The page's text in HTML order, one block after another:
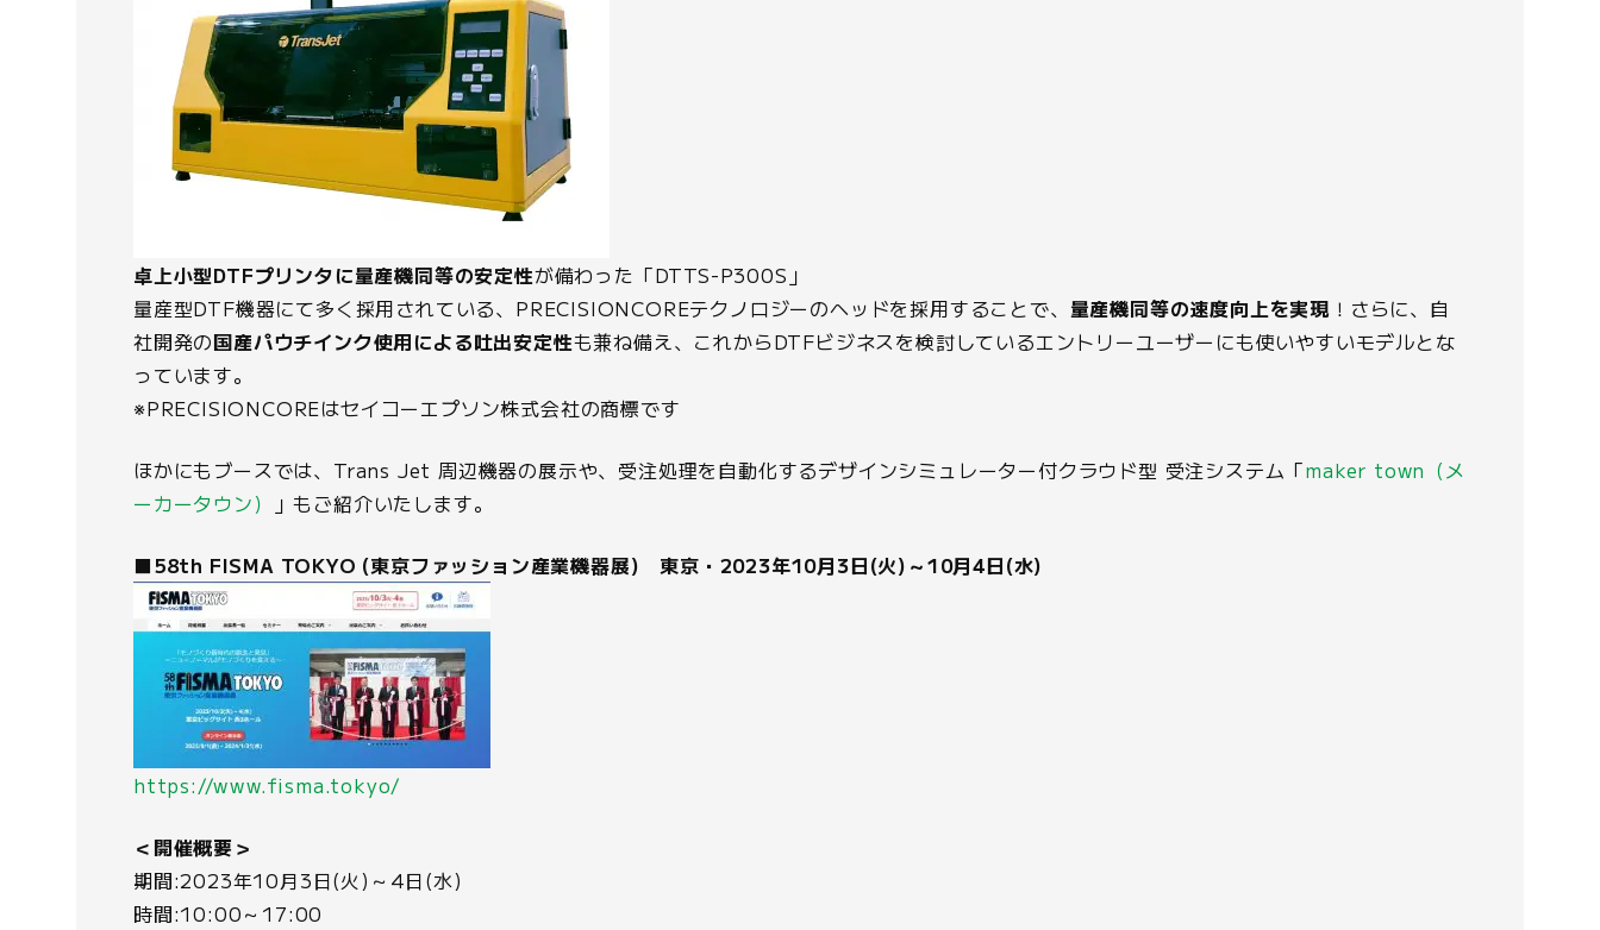
卓上小型DTFプリンタに量産機同等の安定性が備わった「DTTS-P300S」
量産型DTF機器にて多く採用されている、PRECISIONCOREテクノロジーのヘッドを採用することで、 量産機同等の速度向上を実現 ！さらに、自
社開発の国産パウチインク使用による吐出安定性も兼ね備え、これからDTFビジネスを検討しているエントリーユーザーにも使いやすいモデルとな
っています。
※PRECISIONCOREはセイコーエプソン株式会社の商標です
ほかにもブースでは、Trans Jet 周辺機器の展示や、受注処理を自動化するデザインシミュレーター付クラウド型 受注システム「maker town（メ
ーカータウン）
」もご紹介いたします。
■58th FISMA TOKYO (東京ファッション産業機器展) 東京・2023年10月3日(火)～10月4日(水)
https://www.fisma.tokyo/
＜開催概要＞
期間:2023年10月3日(火)～4日(水)
時間:10:00～17:00